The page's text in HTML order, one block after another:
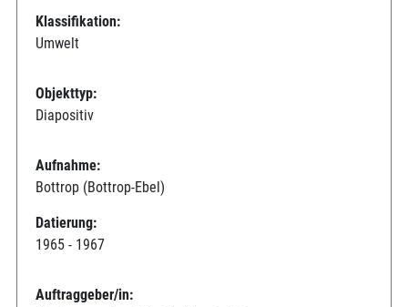
Klassifikation:
Umwelt
Objekttyp:
Diapositiv
Aufnahme:
Bottrop (Bottrop-Ebel)
Datierung:
1965 - 1967
Auftraggeber/in: